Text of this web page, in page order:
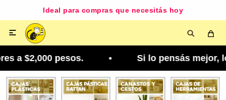
Ideal para compras que necesitás hoy

a $2,000 pesos. • Si lo pensás mejor, lo